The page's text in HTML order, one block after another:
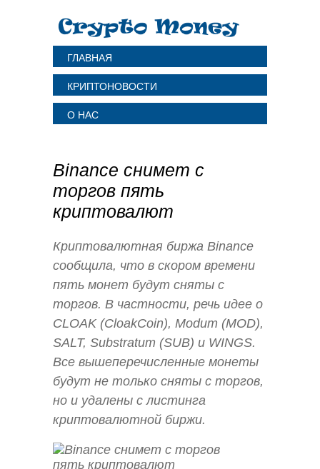
ГЛАВНАЯ
КРИПТОНОВОСТИ
О НАС
Binance снимет с
торгов пять
криптовалют
Криптовалютная биржа Binance
сообщила, что в скором времени
пять монет будут сняты с
торгов. В частности, речь идее о
CLOAK (CloakCoin), Modum (MOD),
SALT, Substratum (SUB) и WINGS.
Все вышеперечисленные монеты
будут не только сняты с торгов,
но и удалены с листинга
криптовалютной биржи.